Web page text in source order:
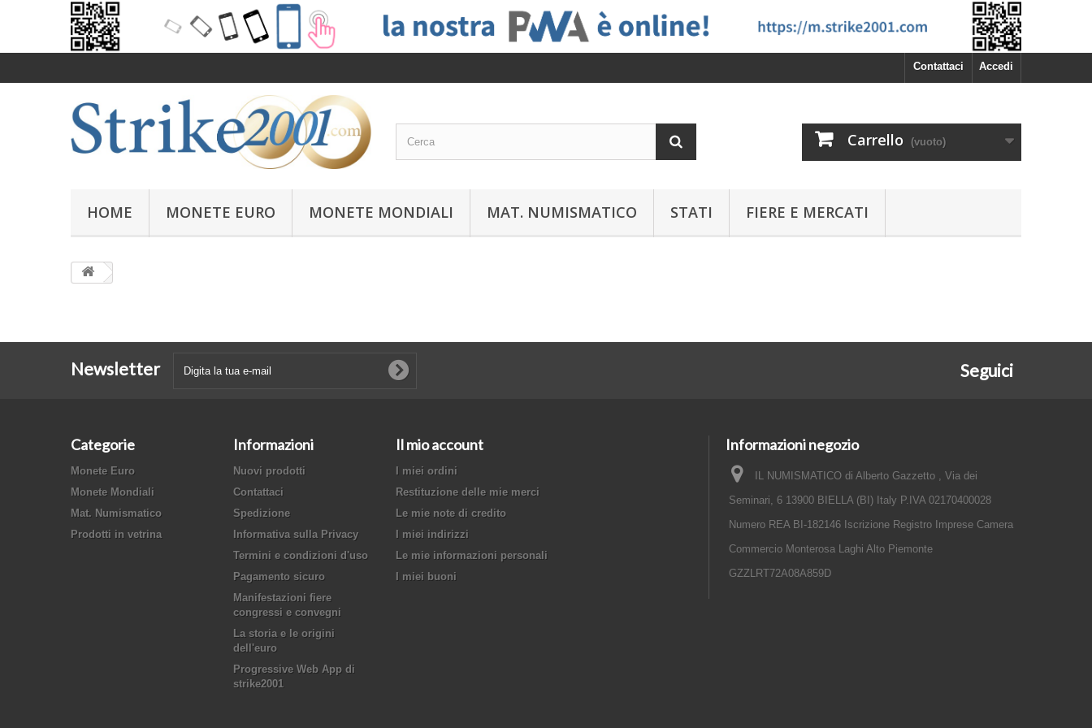
Accedi
Contattaci
Carrello (vuoto)
HOME MONETE EURO MONETE MONDIALI MAT. NUMISMATICO STATI FIERE E MERCATI
Newsletter Seguici
Categorie
Monete Euro
Monete Mondiali
Mat. Numismatico
Prodotti in vetrina
Informazioni
Nuovi prodotti
Contattaci
Spedizione
Informativa sulla Privacy
Termini e condizioni d'uso
Pagamento sicuro
Manifestazioni fiere
congressi e convegni
La storia e le origini
dell'euro
Progressive Web App di
strike2001
Il mio account
I miei ordini
Restituzione delle mie merci
Le mie note di credito
I miei indirizzi
Le mie informazioni personali
I miei buoni
Informazioni negozio
IL NUMISMATICO di Alberto Gazzetto , Via dei
Seminari, 6 13900 BIELLA (BI) Italy P.IVA 02170400028
Numero REA BI-182146 Iscrizione Registro Imprese Camera
Commercio Monterosa Laghi Alto Piemonte
GZZLRT72A08A859D